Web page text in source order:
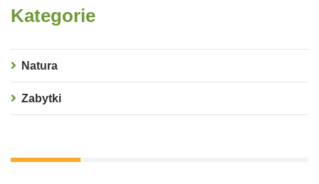
Kategorie
Natura
Zabytki